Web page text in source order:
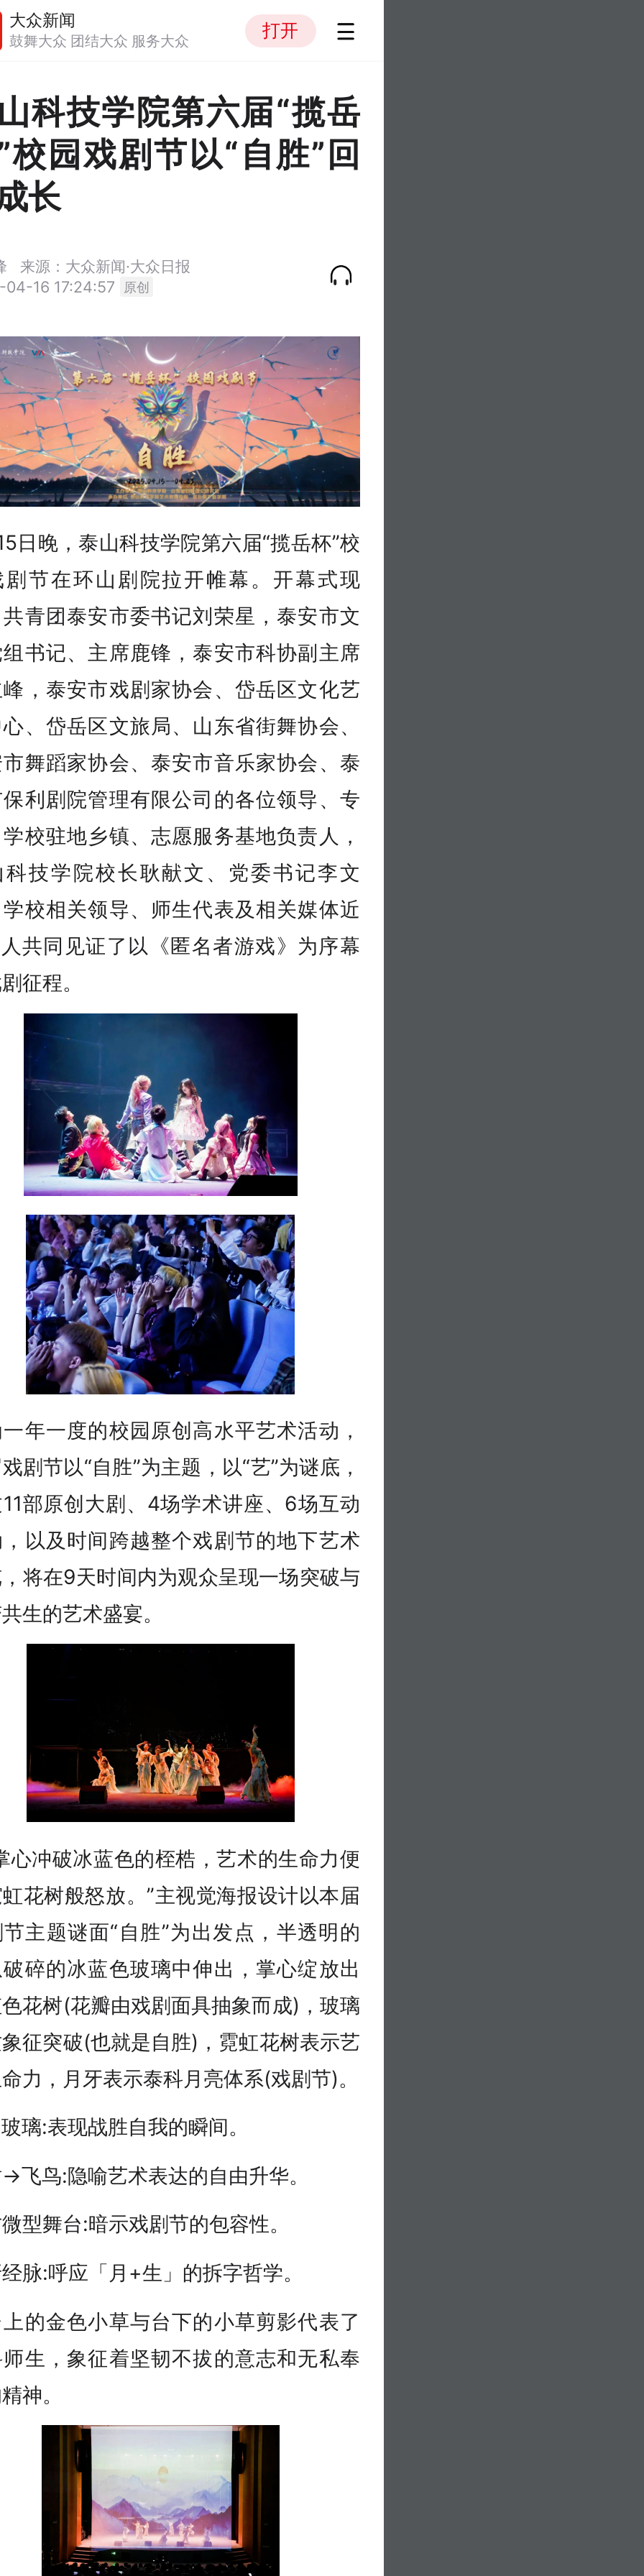
大众新闻
鼓舞大众 团结大众 服务大众 打开
科技学院第六届“揽岳
校园戏剧节以“自胜”回
长
来源：大众新闻·大众日报
16 17:24:57
原创
日晚，泰山科技学院第六届“揽岳杯”校
剧节在环山剧院拉开帷幕。开幕式现
青团泰安市委书记刘荣星，泰安市文
书记、主席鹿锋，泰安市科协副主席
，泰安市戏剧家协会、岱岳区文化艺
、岱岳区文旅局、山东省街舞协会、
舞蹈家协会、泰安市音乐家协会、泰
利剧院管理有限公司的各位领导、专
校驻地乡镇、志愿服务基地负责人，
科技学院校长耿献文、党委书记李文
校相关领导、师生代表及相关媒体近
共同见证了以《匿名者游戏》为序幕
征程。
年一度的校园原创高水平艺术活动，
剧节以“自胜”为主题，以“艺”为谜底，
部原创大剧、4场学术讲座、6场互动
以及时间跨越整个戏剧节的地下艺术
将在9天时间内为观众呈现一场突破与
生的艺术盛宴。
心冲破冰蓝色的桎梏，艺术的生命力便
花树般怒放。”主视觉海报设计以本届
主题谜面“自胜”为出发点，半透明的
碎的冰蓝色玻璃中伸出，掌心绽放出
花树(花瓣由戏剧面具抽象而成)，玻璃
征突破(也就是自胜)，霓虹花树表示艺
力，月牙表示泰科月亮体系(戏剧节)。
璃:表现战胜自我的瞬间。
飞鸟:隐喻艺术表达的自由升华。
型舞台:暗示戏剧节的包容性。
脉:呼应「月+生」的拆字哲学。
的金色小草与台下的小草剪影代表了
生，象征着坚韧不拔的意志和无私奉
神。